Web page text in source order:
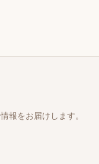
報をお届けします。